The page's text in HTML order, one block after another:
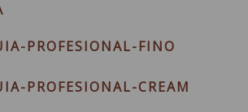
PROFESIONAL-FINO
PROFESIONAL-CREAM